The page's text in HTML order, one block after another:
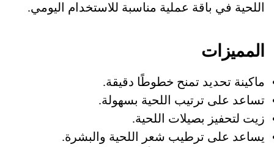
اللحية في باقة عملية مناسبة للاستخدام اليومي.
المميزات
ماكينة تحديد تمنح خطوطًا دقيقة.
تساعد على ترتيب اللحية بسهولة.
زيت لتحفيز بصيلات اللحية.
يساعد على ترطيب شعر اللحية والبشرة.